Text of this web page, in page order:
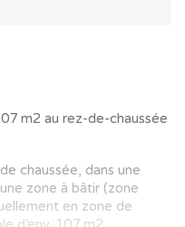
m2 au rez-de-chaussée
chaussée, dans une
zone à bâtir (zone
en zone de